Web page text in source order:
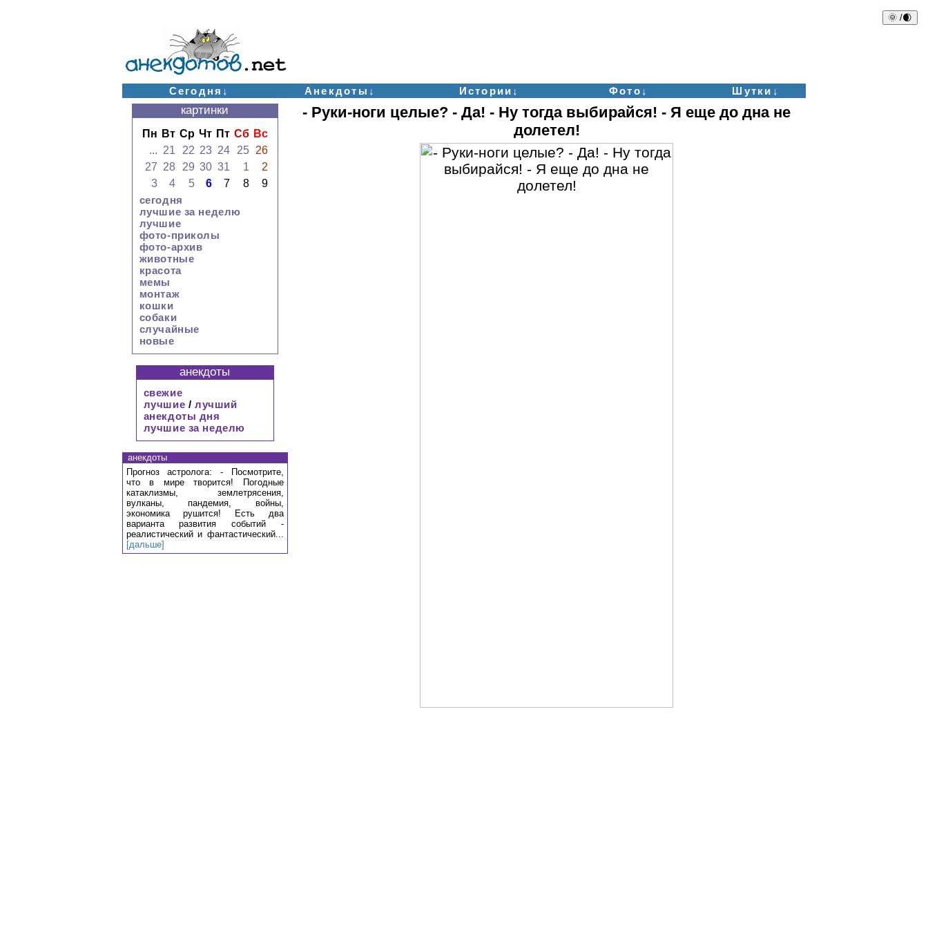
🌞 /🌒
Сегодня↓ Анекдоты↓ Истории↓ Фото↓ Шутки↓
- Руки-ноги целые? - Да! - Ну тогда выбирайся! - Я еще до дна не
долетел!
картинки
Пн Вт Ср Чт Пт Сб Вс
... 21 22 23 24 25
26
27 28 29 30 31 1
2
3
4 5 6 7 8
9
сегодня
лучшие за неделю
лучшие
фото-приколы
фото-архив
животные
красота
мемы
монтаж
кошки
собаки
случайные
новые
анекдоты
свежие
лучшие / лучший
анекдоты дня
лучшие за неделю
анекдоты
Прогноз астролога: - Посмотрите,
что в мире творится! Погодные
катаклизмы, землетрясения,
вулканы, пандемия, войны,
экономика рушится! Есть два
варианта развития событий -
реалистический и фантастический...
[дальше]